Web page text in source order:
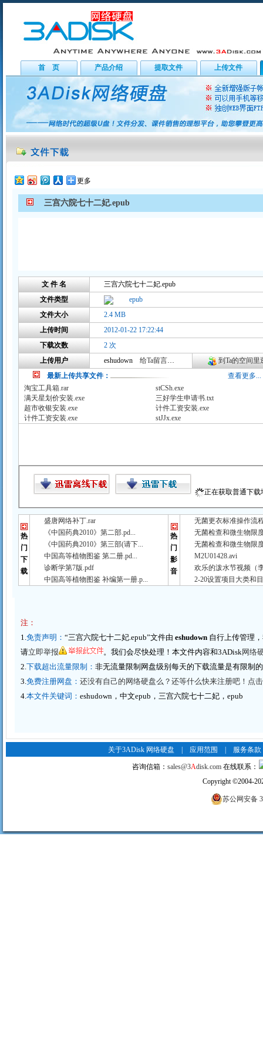
首 页 产品介绍 提取文件 上传文件
更多
三宫六院七十二妃.epub
文 件 名
三宫六院七十二妃.epub
文件类型
epub
文件大小
2.4 MB
上传时间
2012-01-22 17:22:44
下载次数
2 次
上传用户
eshudown 给Ta留言咨询
到Ta的空间里
最新上传共享文件：
查看更多...
淘宝工具箱.rar
stCSh.exe
满天星划价安装.exe
三好学生申请书.txt
超市收银安装.exe
计件工资安装.exe
计件工资安装.exe
stJJx.exe
正在获取普通下载
热
门
下
载
盛唐网络补丁.rar
《中国药典2010》第二部.pd...
《中国药典2010》第三部(请下...
中国高等植物图鉴 第二册.pd...
诊断学第7版.pdf
中国高等植物图鉴 补编第一册.p...
热
门
影
音
无菌更衣标准操作流
无菌检查和微生物限
无菌检查和微生物限
M2U01428.avi
欢乐的泼水节视频（
2-20设置项目大类和
注：
1.免责声明：“三宫六院七十二妃.epub”文件由eshudown 自行上传管理
请立即举报 。我们会尽快处理！本文件内容和3ADisk网络
2.下载超出流量限制：非无流量限制网盘级别每天的下载流量是有限制
3.免费注册网盘：还没有自己的网络硬盘么？还等什么快来注册吧！点
4.本文件关键词：eshudown，中文epub，三宫六院七十二妃，epub
关于3ADisk 网络硬盘 |应用范围 服务条款
咨询信箱：sales@3Adisk.com 在线联系：
Copyright©2004-
苏公网安备